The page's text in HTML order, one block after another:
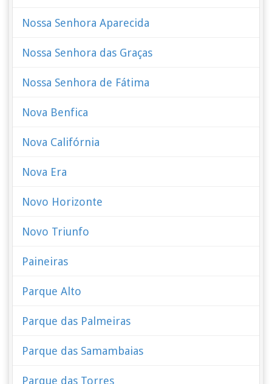
Nossa Senhora Aparecida
Nossa Senhora das Graças
Nossa Senhora de Fátima
Nova Benfica
Nova Califórnia
Nova Era
Novo Horizonte
Novo Triunfo
Paineiras
Parque Alto
Parque das Palmeiras
Parque das Samambaias
Parque das Torres